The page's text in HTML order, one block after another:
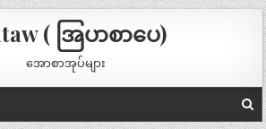
( အြပာစာပေ)
အောစာအုပ်များ